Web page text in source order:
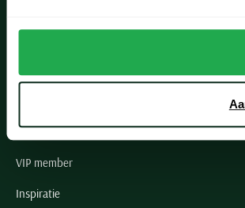
Paul & Shark specialist
VIP member
Inspiratie